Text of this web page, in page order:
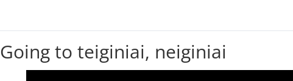
Going to teiginiai, neiginiai